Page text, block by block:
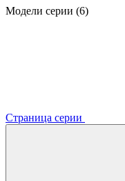
Модели серии (6)
Страница серии